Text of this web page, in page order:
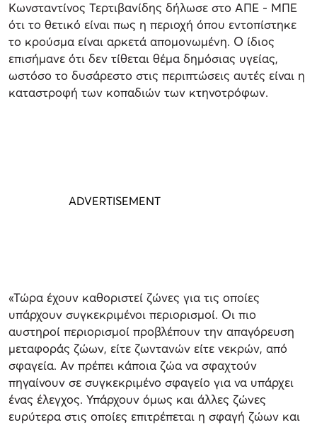
Κωνσταντίνος Τερτιβανίδης δήλωσε στο ΑΠΕ - ΜΠΕ
ότι το θετικό είναι πως η περιοχή όπου εντοπίστηκε
το κρούσμα είναι αρκετά απομονωμένη. Ο ίδιος
επισήμανε ότι δεν τίθεται θέμα δημόσιας υγείας,
ωστόσο το δυσάρεστο στις περιπτώσεις αυτές είναι η
καταστροφή των κοπαδιών των κτηνοτρόφων.
«Τώρα έχουν καθοριστεί ζώνες για τις οποίες
υπάρχουν συγκεκριμένοι περιορισμοί. Οι πιο
αυστηροί περιορισμοί προβλέπουν την απαγόρευση
μεταφοράς ζώων, είτε ζωντανών είτε νεκρών, από
σφαγεία. Αν πρέπει κάποια ζώα να σφαχτούν
πηγαίνουν σε συγκεκριμένο σφαγείο για να υπάρχει
ένας έλεγχος. Υπάρχουν όμως και άλλες ζώνες
ευρύτερα στις οποίες επιτρέπεται η σφαγή ζώων και